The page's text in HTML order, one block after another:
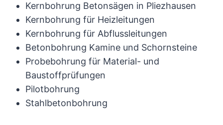
Kernbohrung Betonsägen in Pliezhausen
Kernbohrung für Heizleitungen
Kernbohrung für Abflussleitungen
Betonbohrung Kamine und Schornsteine
Probebohrung für Material- und
Baustoffprüfungen
Pilotbohrung
Stahlbetonbohrung